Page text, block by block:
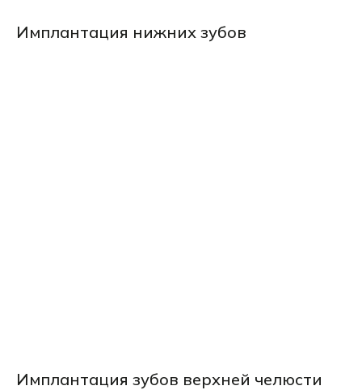
Имплантация нижних зубов
Имплантация зубов верхней челюсти